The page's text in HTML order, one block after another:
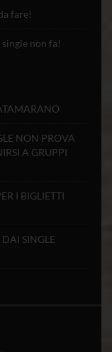
fare!
single non fa!
NON PROVA
A GRUPPI
I BIGLIETTI
DAI SINGLE